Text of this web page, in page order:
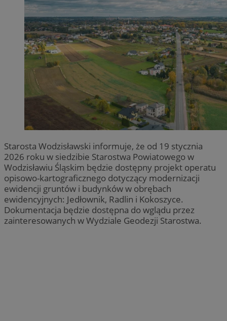
Starosta Wodzisławski informuje, że od 19 stycznia
2026 roku w siedzibie Starostwa Powiatowego w
Wodzisławiu Śląskim będzie dostępny projekt operatu
opisowo-kartograficznego dotyczący modernizacji
ewidencji gruntów i budynków w obrębach
ewidencyjnych: Jedłownik, Radlin i Kokoszyce.
Dokumentacja będzie dostępna do wglądu przez
zainteresowanych w Wydziale Geodezji Starostwa.